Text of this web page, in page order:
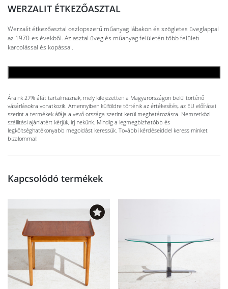
WERZALIT ÉTKEZŐASZTAL
Werzalit étkezőasztal oszlopszerű műanyag lábakon és szögletes üveglappal
az 1970-es évekből. Az asztal üveg és műanyag felületén több felületi
karcolással és kopással.
Áraink 27% áfát tartalmaznak, mely kifejezetten a Magyarországon belül történő
vásárlásokra vonatkozik. Amennyiben külföldre történik az értékesítés, az EU előírásai
szerint a termékek áfája a vevő országa szerint kerül meghatározásra. Nemzetközi
szállítási ajánlatért kérjük, írj nekünk. Mindig a legmegbízhatóbb és
legköltséghatékonyabb megoldást keressük. További kérdéseiddel keress minket
bizalommal!
Kapcsolódó termékek